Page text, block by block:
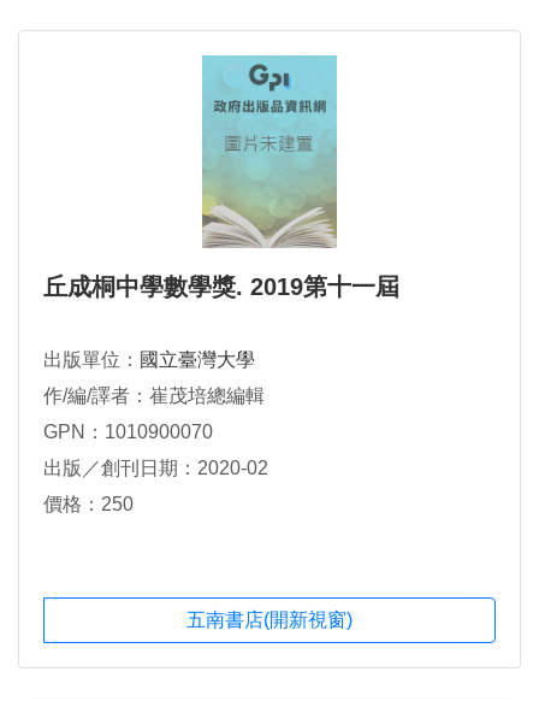
丘成桐中學數學獎. 2019第十一屆
出版單位： 國立臺灣大學
作/編/譯者：崔茂培總編輯
GPN：1010900070
出版／創刊日期：2020-02
價格：250
五南書店(開新視窗)